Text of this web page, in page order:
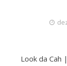
Look da Cah